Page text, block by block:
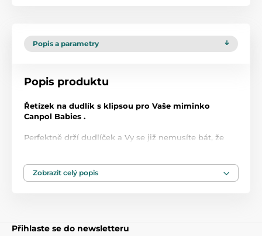
Popis a parametry
Popis produktu
Řetízek na dudlík s klipsou pro Vaše miminko
Canpol Babies .
Perfektně drží dudlíček a Vy se již nemusíte bát, že
Bez obsahu BPA.
Zobrazit celý popis
Přihlaste se do newsletteru